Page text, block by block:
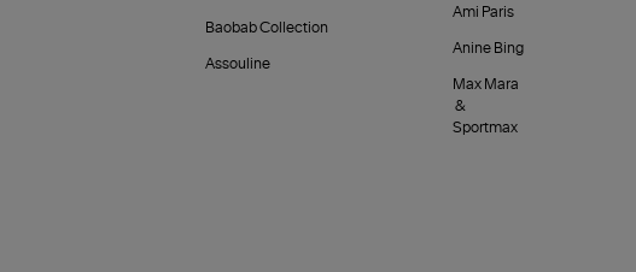
Baobab Collection
Assouline
Ami Paris
Anine Bing
Max Mara
&
Sportmax